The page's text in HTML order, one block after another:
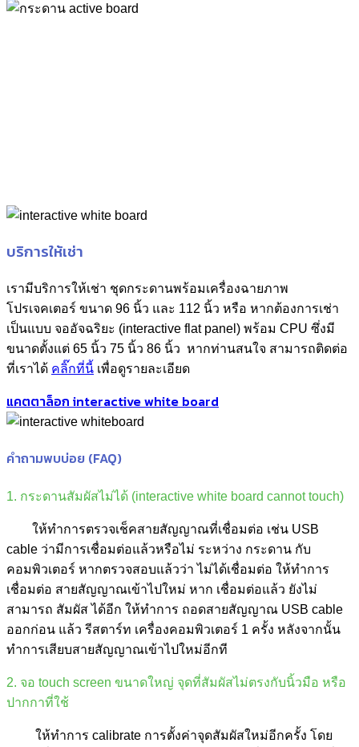
บริการให้เช่า
เรามีบริการให้เช่า ชุดกระดานพร้อมเครื่องฉายภาพ
โปรเจคเตอร์ ขนาด 96 นิ้ว และ 112 นิ้ว หรือ หากต้องการเช่า
เป็นแบบ จออัจฉริยะ (interactive flat panel) พร้อม CPU ซึ่งมี
ขนาดตั้งแต่ 65 นิ้ว 75 นิ้ว 86 นิ้ว หากท่านสนใจ สามารถติดต่อ
ที่เราได้ คลิ๊กที่นี้ เพื่อดูรายละเอียด
แคตตาล็อก interactive white board
คำถามพบบ่อย (FAQ)
1. กระดานสัมผัสไม่ได้ (interactive white board cannot touch)
ให้ทำการตรวจเช็คสายสัญญาณที่เชื่อมต่อ เช่น USB
cable ว่ามีการเชื่อมต่อแล้วหรือไม่ ระหว่าง กระดาน กับ
คอมพิวเตอร์ หากตรวจสอบแล้วว่า ไม่ได้เชื่อมต่อ ให้ทำการ
เชื่อมต่อ สายสัญญาณเข้าไปใหม่ หาก เชื่อมต่อแล้ว ยังไม่
สามารถ สัมผัส ได้อีก ให้ทำการ ถอดสายสัญญาณ USB cable
ออกก่อน แล้ว รีสตาร์ท เครื่องคอมพิวเตอร์ 1 ครั้ง หลังจากนั้น
ทำการเสียบสายสัญญาณเข้าไปใหม่อีกที
2. จอ touch screen ขนาดใหญ่ จุดที่สัมผัสไม่ตรงกับนิ้วมือ หรือ
ปากกาที่ใช้
ให้ทำการ calibrate การตั้งค่าจุดสัมผัสใหม่อีกครั้ง โดย